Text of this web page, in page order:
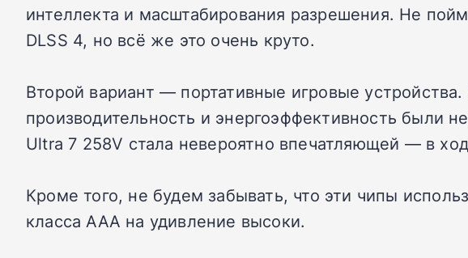
интеллекта и масштабирования разрешения. Не
DLSS 4, но всё же это очень круто.
Второй вариант — портативные игровые
производительность и энергоэффективность были
Ultra 7 258V стала невероятно впечатляющей — в
Кроме того, не будем забывать, что эти чипы
класса ААА на удивление высоки.